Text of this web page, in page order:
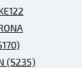
(S235)